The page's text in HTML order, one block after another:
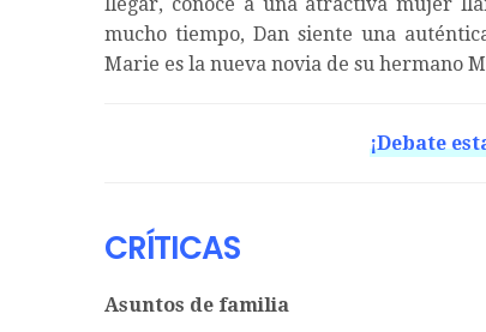
mucho tiempo, Dan siente una
Marie es la nueva novia de su hermano
¡Debate
CRÍTICAS
Asuntos de familia